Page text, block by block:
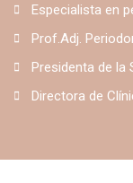
Especialista en
Prof.Adj.
Presidenta de la
Directora de